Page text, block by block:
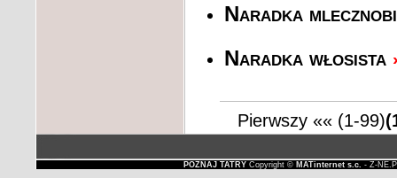
Naradka
Naradka włosista
Pierwszy «« (1-99)
POZNAJ TATRYCopyright © MATinternet s.c. - Z-